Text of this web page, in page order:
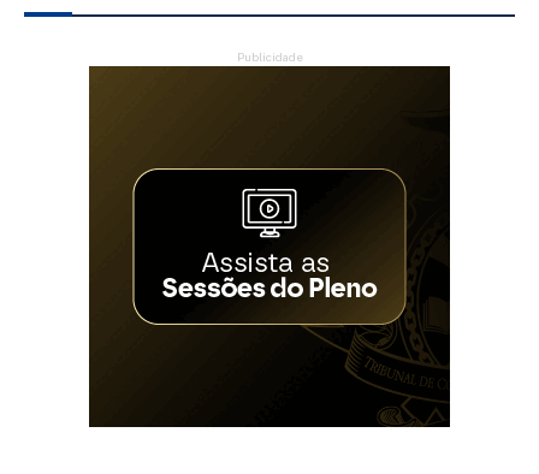
Publicidade